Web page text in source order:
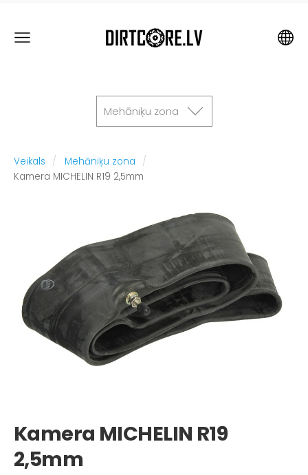
Mehāniķu zona
Veikals
Mehāniķu zona
Kamera MICHELIN R19 2,5mm
Kamera MICHELIN R19
2,5mm